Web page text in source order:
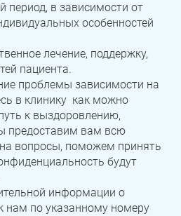
период, в зависимости от
особенностей
лечение, поддержку,
пациента.
проблемы зависимости на
в клинику как можно
к выздоровлению,
предоставим вам всю
вопросы, поможем принять
будут
информации о
нам по указанному номеру